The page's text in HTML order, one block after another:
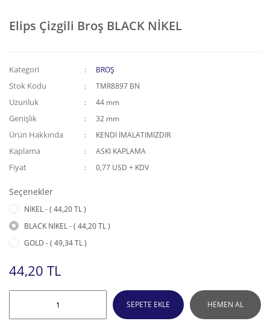
Elips Çizgili Broş BLACK NİKEL
Kategori BROŞ
Stok Kodu TMR8897 BN
Uzunluk 44 mm
Genişlik 32 mm
Ürün Hakkında KENDİ İMALATIMIZDIR
Kaplama ASKI KAPLAMA
Fiyat 0,77 USD + KDV
Seçenekler
NİKEL - ( 44,20 TL )
BLACK NİKEL - ( 44,20 TL )
GOLD - ( 49,34 TL )
44,20 TL
SEPETE EKLE HEMEN AL